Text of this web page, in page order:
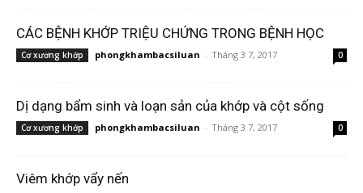
CÁC BỆNH KHỚP TRIỆU CHỨNG TRONG BỆNH HỌC
Cơ xương khớp phongkhambacsiluan - Tháng 3 7, 2017 0
Dị dạng bẩm sinh và loạn sản của khớp và cột sống
Cơ xương khớp phongkhambacsiluan - Tháng 3 7, 2017 0
Viêm khớp vẩy nến